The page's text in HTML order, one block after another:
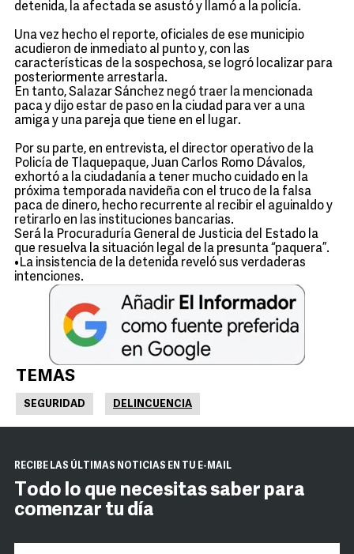
detenida, la afectada se asustó y llamó a la policía.
Una vez hecho el reporte, oficiales de ese municipio
acudieron de inmediato al punto y, con las
características de la sospechosa, se logró localizar para
posteriormente arrestarla.
En tanto, Salazar Sánchez negó traer la mencionada
paca y dijo estar de paso en la ciudad para ver a una
amiga y una pareja que tiene en el lugar.
Por su parte, en entrevista, el director operativo de la
Policía de Tlaquepaque, Juan Carlos Romo Dávalos,
exhortó a la ciudadanía a tener mucho cuidado en la
próxima temporada navideña con el truco de la falsa
paca de dinero, hecho recurrente al recibir el aguinaldo y
retirarlo en las instituciones bancarias.
Será la Procuraduría General de Justicia del Estado la
que resuelva la situación legal de la presunta “paquera”.
•La insistencia de la detenida reveló sus verdaderas
intenciones.
TEMAS
SEGURIDAD DELINCUENCIA
RECIBE LAS ÚLTIMAS NOTICIAS EN TU E-MAIL
Todo lo que necesitas saber para
comenzar tu día